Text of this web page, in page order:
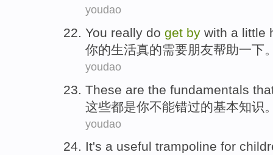
youdao
You really do get by with a little
你的生活真的需要朋友帮助一下
youdao
These are the fundamentals
这些都是你不能错过的基本知识
youdao
It's a useful trampoline for